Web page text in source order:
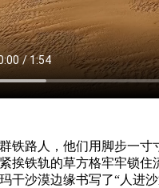
路人，他们用脚步一寸
挨铁轨的草方格牢牢锁
干沙漠边缘书写了“人进